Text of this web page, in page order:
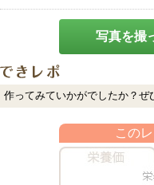
写真を撮
作ってみていかがでしたか？ぜ
この